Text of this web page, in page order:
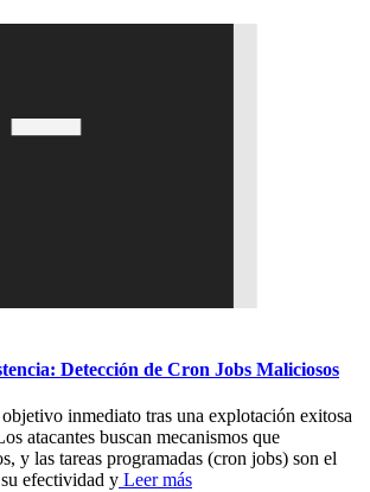
Detección de Cron Jobs Maliciosos
inmediato tras una explotación exitosa
atacantes buscan mecanismos que
y las tareas programadas (cron jobs) son el
efectividad y Leer más